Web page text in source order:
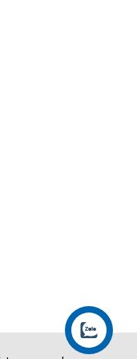
khóa: vân tay,
cơ.